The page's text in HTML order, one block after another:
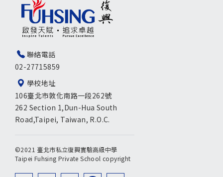
聯絡電話
02-27715859
學校地址
106臺北市敦化南路一段262號
262 Section 1,Dun-Hua South
Road,Taipei, Taiwan, R.O.C.
©2021 臺北市私立復興實驗高級中學
Taipei Fuhsing Private School copyright